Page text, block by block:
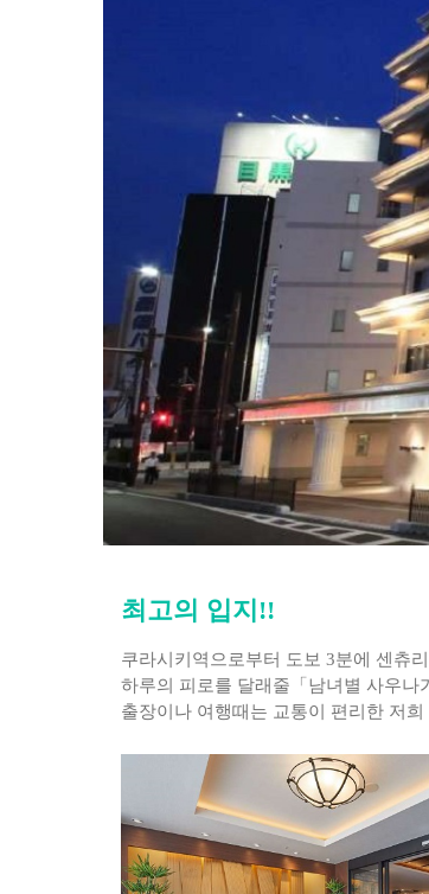
최고의 입지!!
쿠라시키역으로부터 도보 3분에 센츄
하루의 피로를 달래줄「남녀별 사우나
출장이나 여행때는 교통이 편리한 저